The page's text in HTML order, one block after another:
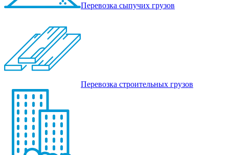
Перевозка сыпучих грузов
Перевозка строительных грузов